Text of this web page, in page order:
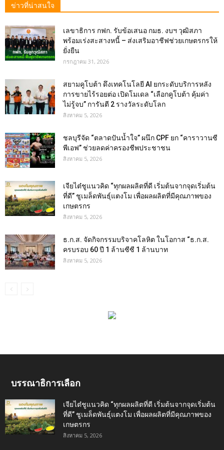
ข่าวที่น่าสนใจ
เลขาธิการ กฟก. รับข้อเสนอ กมธ. งบฯ วุฒิสภา
พร้อมเร่งสะสางหนี้ – ส่งเสริมอาชีฟช่วยเกษตรกรให้
ยั่งยืน
กรกฎาคม 31, 2026
สยามคูโบต้า ดึงเทคโนโลยี AI ยกระดับบริการหลัง
การขายไร้รอยต่อ เปิดโมเดล “เลือกคูโบต้า คุ้มค่า
ไม่รู้จบ” การันตี 2 รางวัลระดับโลก
สิงหาคม 5, 2026
ชลบุรีจัด “ตลาดปันน้ำใจ” ผนึก CPF ยก “คาราวานซี
พีเอฟ” ช่วยลดค่าครองชีพประชาชน
สิงหาคม 5, 2026
เจียไต๋ชูแนวคิด “ทุกผลผลิตที่ดี เริ่มต้นจากจุดเริ่มต้น
ที่ดี” ชูเมล็ดพันธุ์แตงโม เพื่อผลผลิตที่มีคุณภาพของ
เกษตรกร
สิงหาคม 5, 2026
ธ.ก.ส. จัดกิจกรรมบริจาคโลหิต ในโอกาส “ธ.ก.ส.
ครบรอบ 60 ปี 1 ล้านซีซี 1 ล้านบาท
สิงหาคม 5, 2026
บรรณาธิการเลือก
เจียไต๋ชูแนวคิด “ทุกผลผลิตที่ดี เริ่มต้นจากจุดเริ่มต้น
ที่ดี” ชูเมล็ดพันธุ์แตงโม เพื่อผลผลิตที่มีคุณภาพของ
เกษตรกร
สิงหาคม 5, 2026